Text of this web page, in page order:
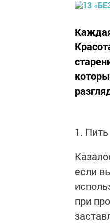
1.
если
при